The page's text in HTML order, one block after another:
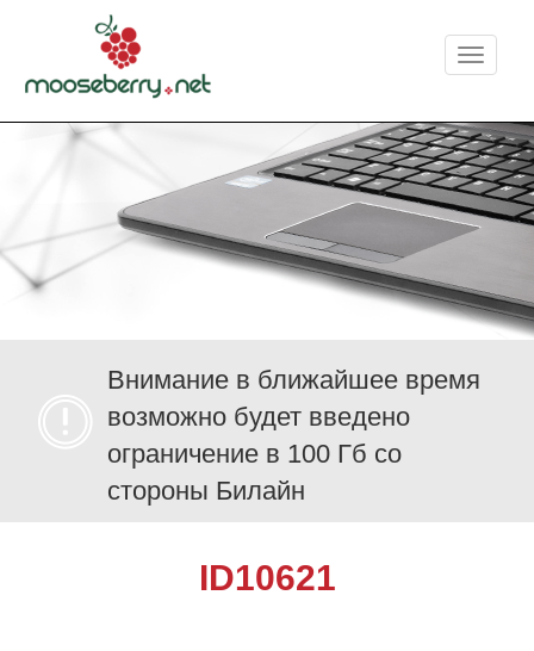
Меню
Внимание в ближайшее время
возможно будет введено
ограничение в 100 Гб со
стороны Билайн
ID10621